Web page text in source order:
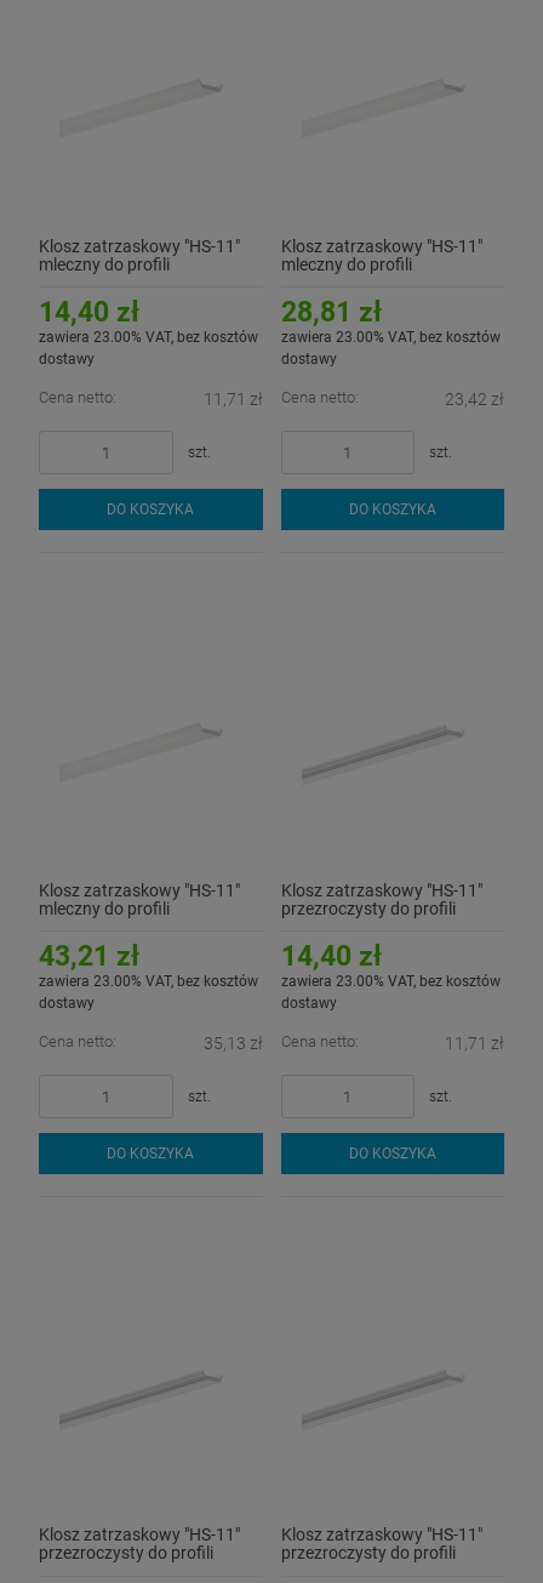
Klosz zatrzaskowy "HS-11"
mleczny do profili
14,40 zł
zawiera 23.00% VAT, bez kosztów
dostawy
Cena netto: 11,71 zł
szt.
DO KOSZYKA
Klosz zatrzaskowy "HS-11"
mleczny do profili
28,81 zł
zawiera 23.00% VAT, bez kosztów
dostawy
Cena netto: 23,42 zł
szt.
DO KOSZYKA
Klosz zatrzaskowy "HS-11"
mleczny do profili
43,21 zł
zawiera 23.00% VAT, bez kosztów
dostawy
Cena netto: 35,13 zł
szt.
DO KOSZYKA
Klosz zatrzaskowy "HS-11"
przezroczysty do profili
14,40 zł
zawiera 23.00% VAT, bez kosztów
dostawy
Cena netto: 11,71 zł
szt.
DO KOSZYKA
Klosz zatrzaskowy "HS-11"
przezroczysty do profili
Klosz zatrzaskowy "HS-11"
przezroczysty do profili